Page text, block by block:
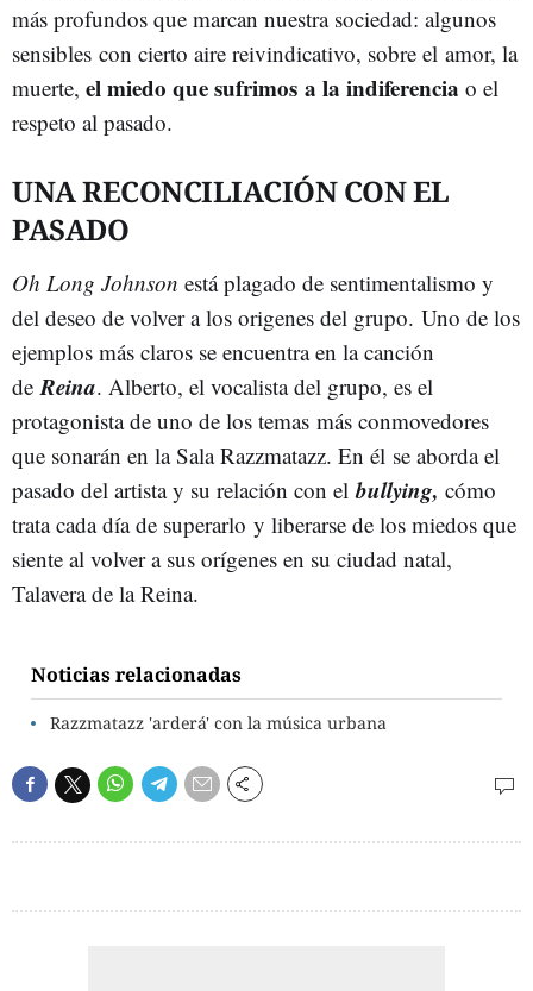
más profundos que marcan nuestra sociedad: algunos
sensibles con cierto aire reivindicativo, sobre el amor, la
muerte, el miedo que sufrimos a la indiferencia o el
respeto al pasado.
UNA RECONCILIACIÓN CON EL
PASADO
Oh Long Johnson está plagado de sentimentalismo y
del deseo de volver a los origenes del grupo. Uno de los
ejemplos más claros se encuentra en la canción
deReina. Alberto, el vocalista del grupo, es el
protagonista de uno de los temas más conmovedores
que sonarán en la Sala Razzmatazz. En él se aborda el
pasado del artista y su relación con elbullying, cómo
trata cada día de superarlo y liberarse de los miedos que
siente al volver a sus orígenes en su ciudad natal,
Talavera de la Reina.
Noticias relacionadas
Razzmatazz 'arderá' con la música urbana